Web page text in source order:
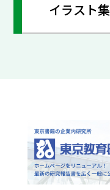
イラスト集